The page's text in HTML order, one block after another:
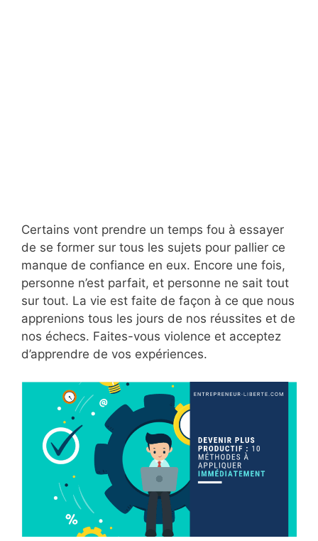
Certains vont prendre un temps fou à essayer
de se former sur tous les sujets pour pallier ce
manque de confiance en eux. Encore une fois,
personne n’est parfait, et personne ne sait tout
sur tout. La vie est faite de façon à ce que nous
apprenions tous les jours de nos réussites et de
nos échecs. Faites-vous violence et acceptez
d’apprendre de vos expériences.